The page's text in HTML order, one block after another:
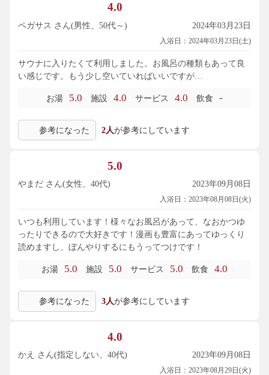
4.0
ペガサス さん(男性、50代～) 2024年03月23日
入浴日：2024年03月23日(土)
サウナに入りたくて利用しました。お風呂の種類もあって良
い感じです。もう少し空いていればいいですが…
お湯 5.0 施設 4.0 サービス 4.0 飲食 -
参考になった 2人が参考にしています
5.0
やまだ さん(女性、40代) 2023年09月08日
入浴日：2023年08月08日(火)
いつも利用しています！様々なお風呂があって、なおかつゆ
ったりできるので大好きです！漫画も豊富にあってゆっくり
読めますし、ぼんやりするにもうってつけです！
お湯 5.0 施設 5.0 サービス 5.0 飲食 4.0
参考になった 3人が参考にしています
4.0
かえ さん(指定しない、40代) 2023年09月08日
入浴日：2023年08月29日(火)